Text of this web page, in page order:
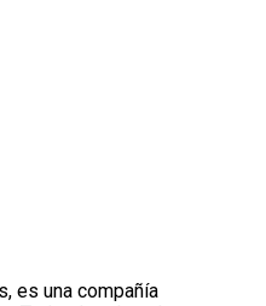
es una compañía